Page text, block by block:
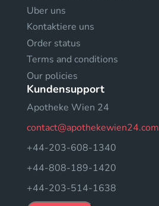
Uber uns
Kontaktiere uns
Order status
Terms and conditions
Our policies
Kundensupport
Apotheke Wien 24
contact@apothekewien24.com
+44-203-608-1340
+44-808-189-1420
+44-203-514-1638